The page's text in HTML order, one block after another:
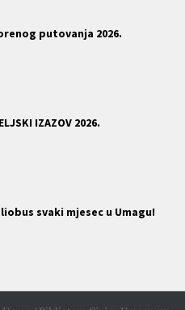
putovanja 2026.
IZAZOV 2026.
svaki mjesec u Umagu!